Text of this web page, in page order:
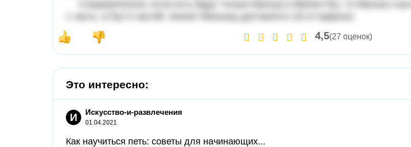
Следовательно, если есть будут только Малыш и Винни-Пух, то Малыш съест
4,5(27 оценок)
Это интересно:
И Искусство-и-развлечения
01.04.2021
Как научиться петь: советы для начинающих...